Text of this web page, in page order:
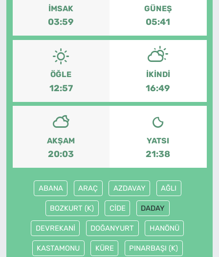
İMSAK
03:59
GÜNEŞ
05:41
ÖĞLE
12:57
İKINDI
16:49
AKŞAM
20:03
YATSI
21:38
ABANA ARAÇ AZDAVAY AĞLI
BOZKURT (K) CİDE DADAY
DEVREKANİ DOĞANYURT HANÖNÜ
KASTAMONU KÜRE PINARBAŞI (K)